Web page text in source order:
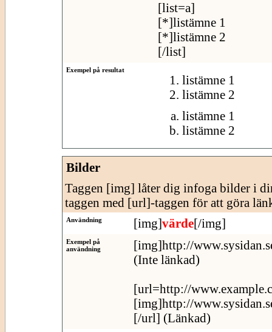
[list=a]
[*]listämne 1
[*]listämne 2
[/list]
Exempel på resultat
listämne 1
listämne 2
listämne 1
listämne 2
Bilder
Taggen [img] låter dig infoga bilder i
taggen med [url]-taggen för att göra
Användning [img]värde[/img]
Exempel på
användning
[img]http://
(Inte länkad)
[url=http://
[img]http://
[/url] (Länkad)